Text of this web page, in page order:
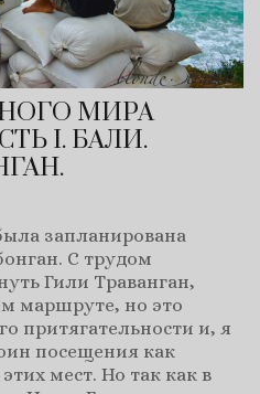
МИРА
I. БАЛИ.
запланирована
С трудом
Гили Траванган,
маршруте, но это
притягательности и, я
посещения как
мест. Но так как в